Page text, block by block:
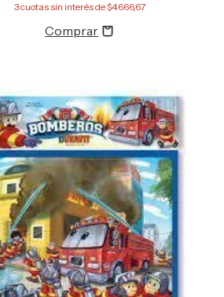
3cuotas sin interés de$4.666,67